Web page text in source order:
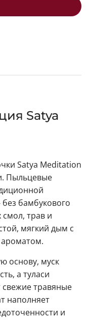
Satya
Satya Meditation
Пыльцевые
бамбукового
трав и
мягкий дым с
основу, муск
а туласи
травяные
наполняет
и